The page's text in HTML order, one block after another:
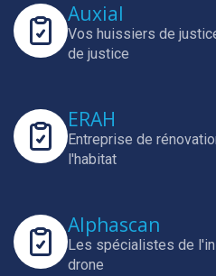
Auxial
Vos huissiers de
de justice
ERAH
Entreprise de
l'habitat
Alphascan
Les spécialistes de
drone